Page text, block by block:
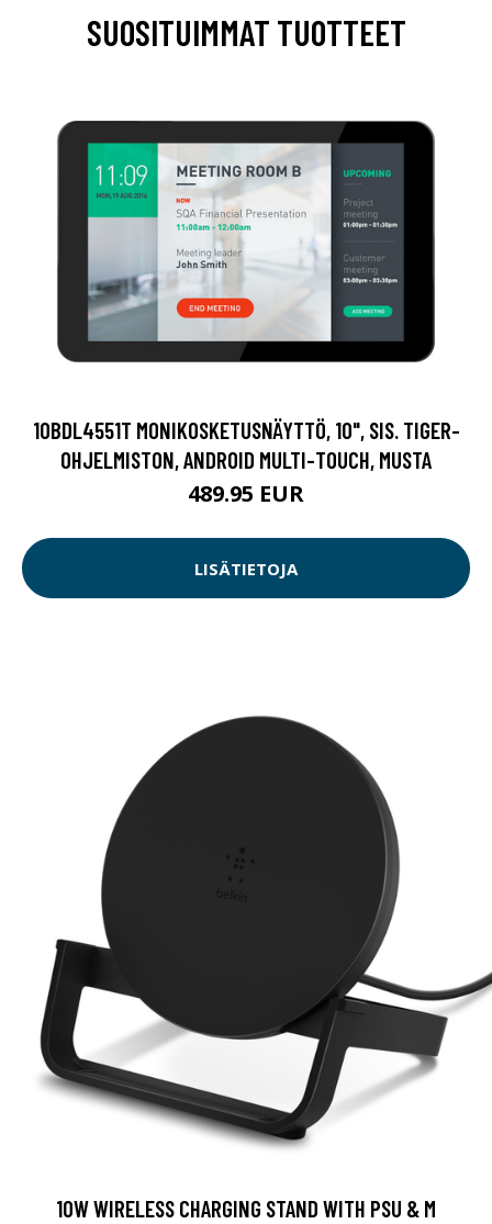
SUOSITUIMMAT TUOTTEET
10BDL4551T MONIKOSKETUSNÄYTTÖ, 10", SIS. TIGER-
OHJELMISTON, ANDROID MULTI-TOUCH, MUSTA
489.95 EUR
LISÄTIETOJA
10W WIRELESS CHARGING STAND WITH PSU & M